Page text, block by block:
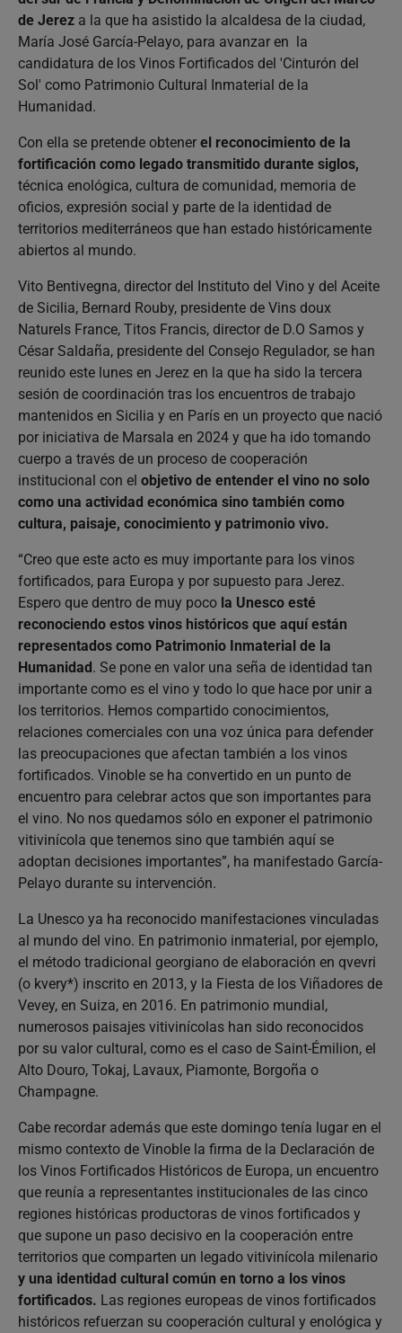
de Jerez a la que ha asistido la alcaldesa de la ciudad,
María José García-Pelayo, para avanzar en la
candidatura de los Vinos Fortificados del 'Cinturón del
Sol' como Patrimonio Cultural Inmaterial de la
Humanidad.
Con ella se pretende obtener el reconocimiento de la
fortificación como legado transmitido durante siglos,
técnica enológica, cultura de comunidad, memoria de
oficios, expresión social y parte de la identidad de
territorios mediterráneos que han estado históricamente
abiertos al mundo.
Vito Bentivegna, director del Instituto del Vino y del Aceite
de Sicilia, Bernard Rouby, presidente de Vins doux
Naturels France, Titos Francis, director de D.O Samos y
César Saldaña, presidente del Consejo Regulador, se han
reunido este lunes en Jerez en la que ha sido la tercera
sesión de coordinación tras los encuentros de trabajo
mantenidos en Sicilia y en París en un proyecto que nació
por iniciativa de Marsala en 2024 y que ha ido tomando
cuerpo a través de un proceso de cooperación
institucional con el objetivo de entender el vino no solo
como una actividad económica sino también como
cultura, paisaje, conocimiento y patrimonio vivo.
“Creo que este acto es muy importante para los vinos
fortificados, para Europa y por supuesto para Jerez.
Espero que dentro de muy poco la Unesco esté
reconociendo estos vinos históricos que aquí están
representados como Patrimonio Inmaterial de la
Humanidad. Se pone en valor una seña de identidad tan
importante como es el vino y todo lo que hace por unir a
los territorios. Hemos compartido conocimientos,
relaciones comerciales con una voz única para defender
las preocupaciones que afectan también a los vinos
fortificados. Vinoble se ha convertido en un punto de
encuentro para celebrar actos que son importantes para
el vino. No nos quedamos sólo en exponer el patrimonio
vitivinícola que tenemos sino que también aquí se
adoptan decisiones importantes”, ha manifestado García-
Pelayo durante su intervención.
La Unesco ya ha reconocido manifestaciones vinculadas
al mundo del vino. En patrimonio inmaterial, por ejemplo,
el método tradicional georgiano de elaboración en qvevri
(o kvery*) inscrito en 2013, y la Fiesta de los Viñadores de
Vevey, en Suiza, en 2016. En patrimonio mundial,
numerosos paisajes vitivinícolas han sido reconocidos
por su valor cultural, como es el caso de Saint-Émilion, el
Alto Douro, Tokaj, Lavaux, Piamonte, Borgoña o
Champagne.
Cabe recordar además que este domingo tenía lugar en el
mismo contexto de Vinoble la firma de la Declaración de
los Vinos Fortificados Históricos de Europa, un encuentro
que reunía a representantes institucionales de las cinco
regiones históricas productoras de vinos fortificados y
que supone un paso decisivo en la cooperación entre
territorios que comparten un legado vitivinícola milenario
y una identidad cultural común en torno a los vinos
fortificados. Las regiones europeas de vinos fortificados
históricos refuerzan su cooperación cultural y enológica y